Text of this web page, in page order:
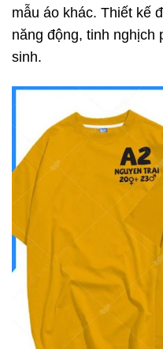
mẫu áo khác. Thiết kế
năng động, tinh
sinh.